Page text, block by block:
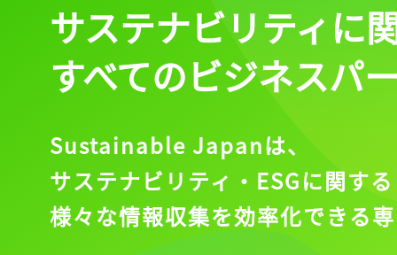
サステナビリティに
すべてのビジネスパ
Sustainable Japanは、
サステナビリティ・ESGに関する
様々な情報収集を効率化できる